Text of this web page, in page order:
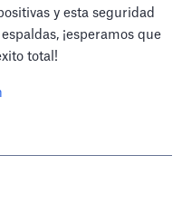
y esta seguridad
¡esperamos que
total!